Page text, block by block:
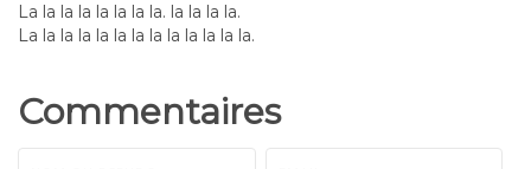
La la la la la la la la. la la la la.
La la la la la la la la la la la la la.
Commentaires